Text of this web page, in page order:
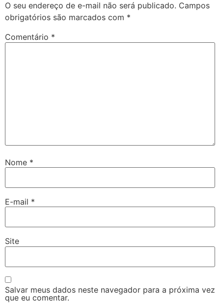
O seu endereço de e-mail não será publicado. Campos
obrigatórios são marcados com *
Comentário *
Nome *
E-mail *
Site
Salvar meus dados neste navegador para a próxima vez
que eu comentar.